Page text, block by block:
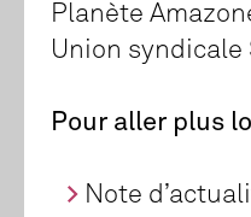
Planète
Union syndicale
Pour aller plus
Note